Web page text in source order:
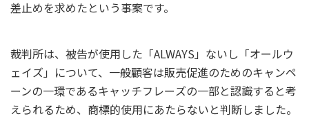
差止めを求めたという事案です。
裁判所は、被告が使用した「ALWAYS」ないし「オールウ
ェイズ」について、一般顧客は販売促進のためのキャンペ
ーンの一環であるキャッチフレーズの一部と認識すると考
えられるため、商標的使用にあたらないと判断しました。